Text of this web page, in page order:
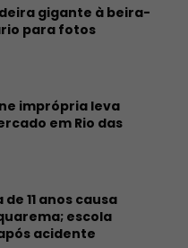
gigante à beira-
para fotos
imprópria leva
em Rio das
11 anos causa
escola
acidente